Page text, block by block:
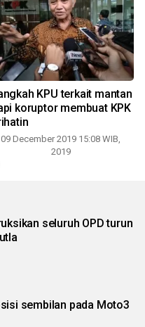
KPU terkait mantan
koruptor membuat KPK
09 December 2019 15:08 WIB,
2019
seluruh OPD turun
sembilan pada Moto3